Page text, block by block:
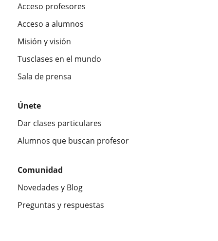
Acceso profesores
Acceso a alumnos
Misión y visión
Tusclases en el mundo
Sala de prensa
Únete
Dar clases particulares
Alumnos que buscan profesor
Comunidad
Novedades y Blog
Preguntas y respuestas